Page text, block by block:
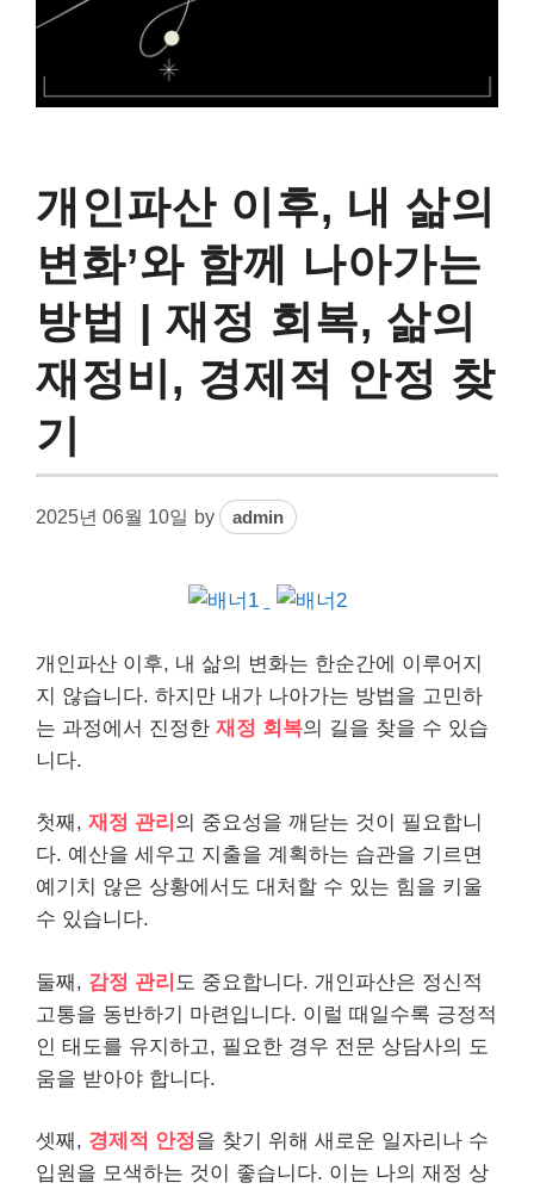
개인파산 이후, 내 삶의
변화’와 함께 나아가는
방법 | 재정 회복, 삶의
재정비, 경제적 안정 찾
기
2025년 06월 10일 by admin
개인 파산 이후, 내 삶의 변화는 한순간에 이루어지
지 않습니다. 하지만 내가 나아가는 방법을 고민하
는 과정에서 진정한 재정 회복의 길을 찾을 수 있습
니다.
첫째, 재정 관리 의 중요성을 깨닫는 것이 필요합니
다. 예산을 세우고 지출을 계획하는 습관을 기르면
예기치 않은 상황에서도 대처할 수 있는 힘을 키울
수 있습니다.
둘째, 감정 관리 도 중요합니다. 개인파산은 정신적
고통을 동반하기 마련입니다. 이럴 때일수록 긍정적
인 태도를 유지하고, 필요한 경우 전문 상담사의 도
움을 받아야 합니다.
셋째, 경제적 안정을 찾기 위해 새로운 일자리나 수
입원을 모색하는 것이 좋습니다. 이는 나의 재정 상